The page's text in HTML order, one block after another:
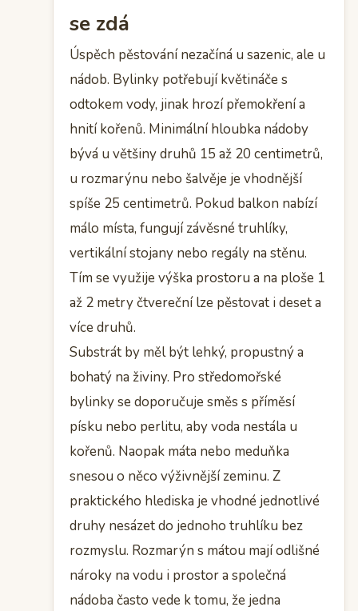
se zdá
Úspěch pěstování nezačíná u sazenic, ale u
nádob. Bylinky potřebují květináče s
odtokem vody, jinak hrozí přemokření a
hnití kořenů. Minimální hloubka nádoby
bývá u většiny druhů 15 až 20 centimetrů,
u rozmarýnu nebo šalvěje je vhodnější
spíše 25 centimetrů. Pokud balkon nabízí
málo místa, fungují závěsné truhlíky,
vertikální stojany nebo regály na stěnu.
Tím se využije výška prostoru a na ploše 1
až 2 metry čtvereční lze pěstovat i deset a
více druhů.
Substrát by měl být lehký, propustný a
bohatý na živiny. Pro středomořské
bylinky se doporučuje směs s příměsí
písku nebo perlitu, aby voda nestála u
kořenů. Naopak máta nebo meduňka
snesou o něco výživnější zeminu. Z
praktického hlediska je vhodné jednotlivé
druhy nesázet do jednoho truhlíku bez
rozmyslu. Rozmarýn s mátou mají odlišné
nároky na vodu i prostor a společná
nádoba často vede k tomu, že jedna